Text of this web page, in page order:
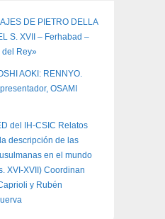
DE PIETRO DELLA
S. XVII – Ferhabad –
del Rey»
AOKI: RENNYO.
OSAMI
del IH-CSIC Relatos
descripción de las
en el mundo
XVI-XVII) Coordinan
y Rubén